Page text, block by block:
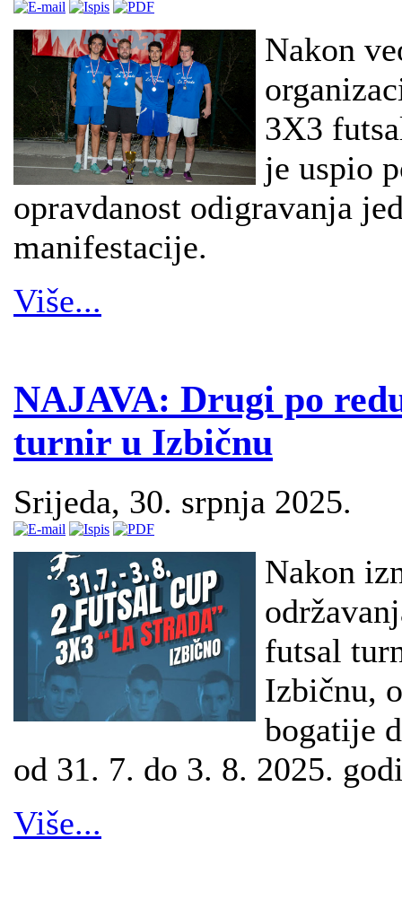
Nakon
3X3
je uspio
opravdanost odigravanja
manifestacije.
Više...
NAJAVA: Drugi po
turnir u Izbičnu
Srijeda, 30. srpnja 2025.
Nakon
futsal
Izbičnu,
bogatije
od 31. 7. do 3. 8. 2025.
Više...